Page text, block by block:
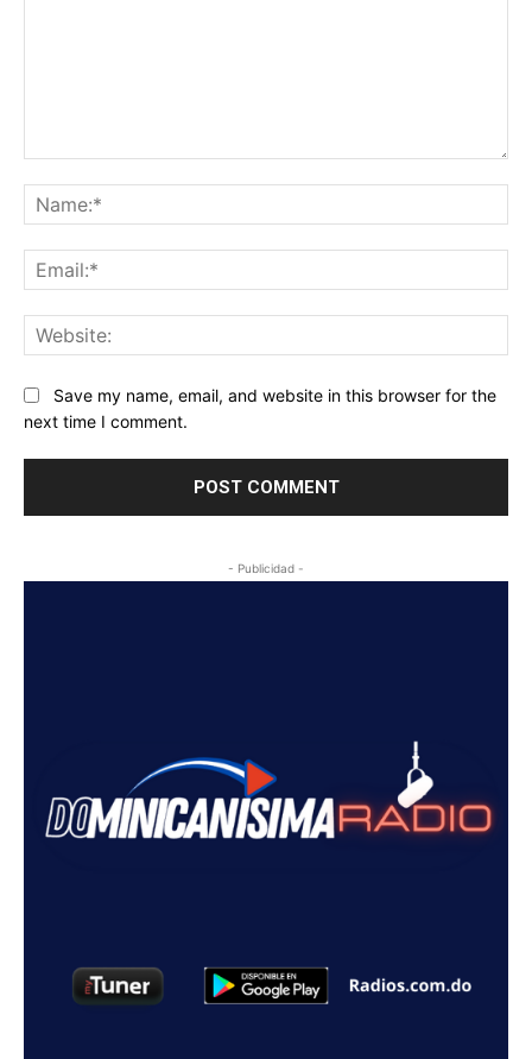
Save my name, email, and website in this browser for the
next time I comment.
- Publicidad -